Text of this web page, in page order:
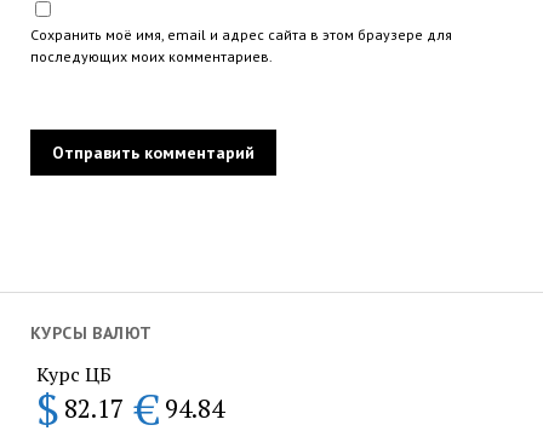
КУРСЫ ВАЛЮТ
Курс ЦБ
$ 82.17 € 94.84
Сохранить моё имя, email и адрес сайта в этом браузере для
последующих моих комментариев.